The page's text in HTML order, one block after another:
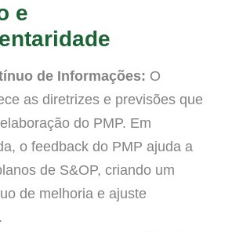
e
de Informações: O
as diretrizes e previsões que
do PMP. Em
o feedback do PMP ajuda a
de S&OP, criando um
de melhoria e ajuste